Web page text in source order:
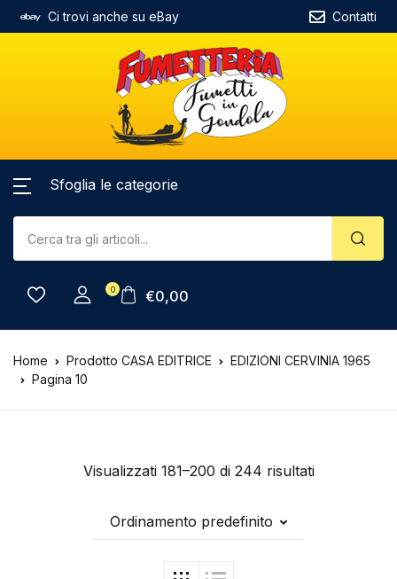
Ci trovi anche su eBay Contatti
Sfoglia le categorie
0 €0,00
Home Prodotto CASA EDITRICE
EDIZIONI CERVINIA 1965
Pagina 10
Visualizzati 181–200 di 244 risultati
Ordinamento predefinito